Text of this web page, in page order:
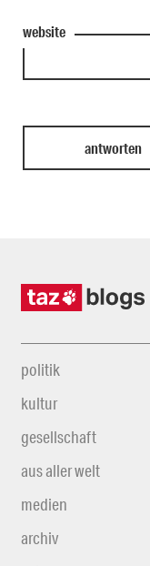
website
politik
kultur
gesellschaft
aus aller welt
medien
archiv